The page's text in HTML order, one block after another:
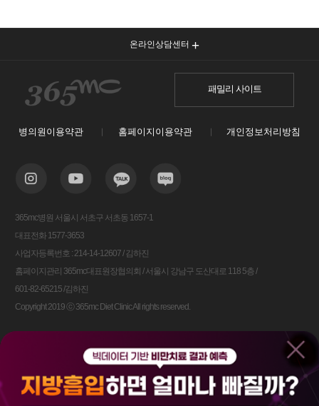
온라인상담센터
패밀리 사이트
병의원이용약관 홈페이지이용약관 개인정보처리방침
365mc병원 서울시 서초구 서초동 1657-1
대표전화 1577-3653
사업자등록번호 : 214-14-12607 / 김하진
홈페이지관리 365mc대표원장협의회 / 서울시 강남구 도산대로 118 5층 /
601-82-65215 /김하진
Copyright 2019 ⓒ 365mc Diet Clinic All rights reserved.